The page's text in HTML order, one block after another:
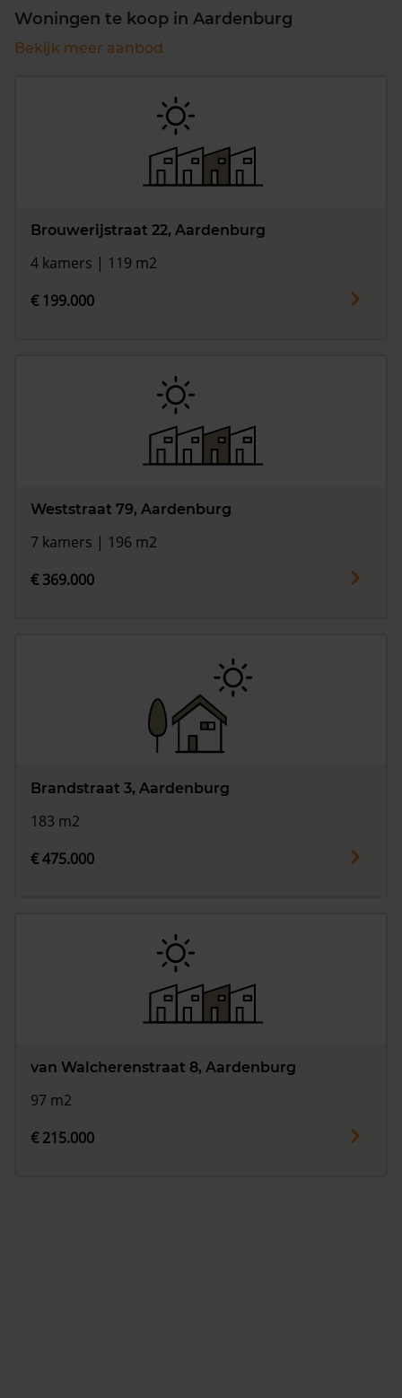
Woningen te koop in Aardenburg
Bekijk meer aanbod
Brouwerijstraat 22, Aardenburg
4 kamers | 119 m2
€ 199.000
Weststraat 79, Aardenburg
7 kamers | 196 m2
€ 369.000
Brandstraat 3, Aardenburg
183 m2
€ 475.000
van Walcherenstraat 8, Aardenburg
97 m2
€ 215.000